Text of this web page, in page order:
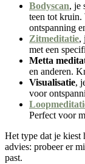
Bodyscan, je
teen tot
ontspanning
Zitmeditatie,
met een
Metta
en anderen.
Visualisatie,
voor
Perfect voor
Het type dat je
advies: probeer er
past.